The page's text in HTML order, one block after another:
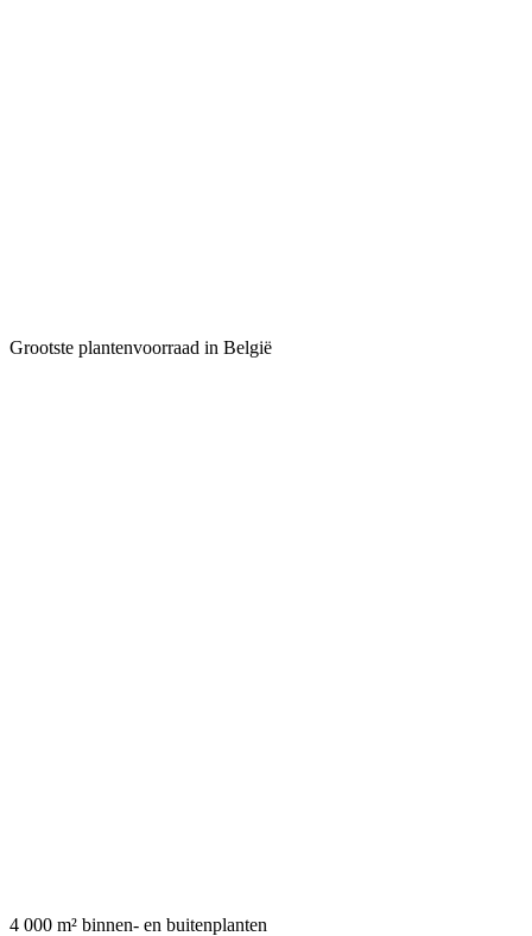
Grootste plantenvoorraad in België
4 000 m² binnen- en buitenplanten